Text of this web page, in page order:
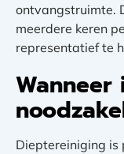
ontvangstruimte.
meerdere keren
representatief te
Dieptereiniging is